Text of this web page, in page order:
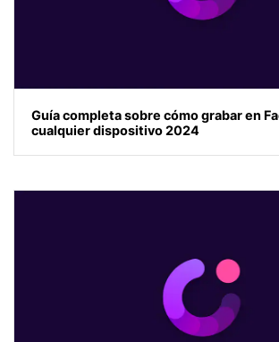
Guía completa sobre cómo grabar en
cualquier dispositivo 2024